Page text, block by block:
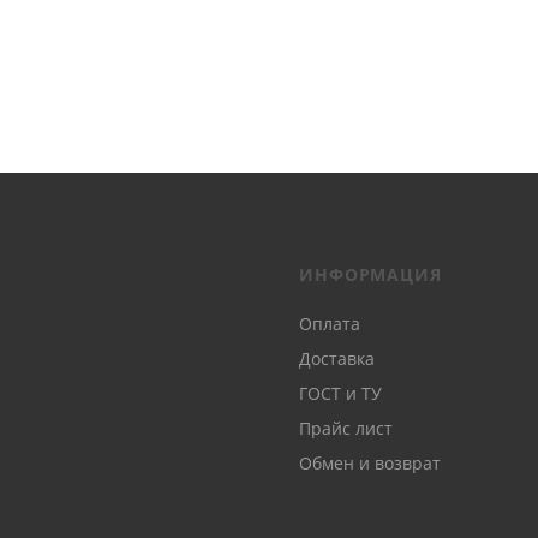
ИНФОРМАЦИЯ
Оплата
Доставка
ГОСТ и ТУ
Прайс лист
Обмен и возврат